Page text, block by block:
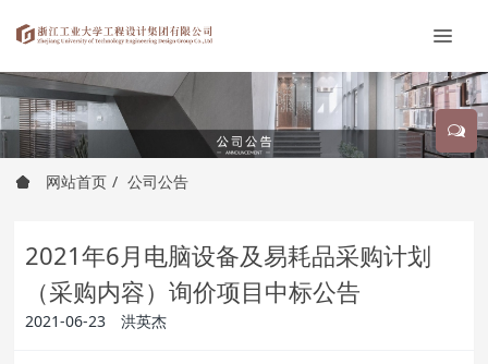
网站首页 公司公告
2021年6月电脑设备及易耗品采购计划
（采购内容）询价项目中标公告
2021-06-23 洪英杰